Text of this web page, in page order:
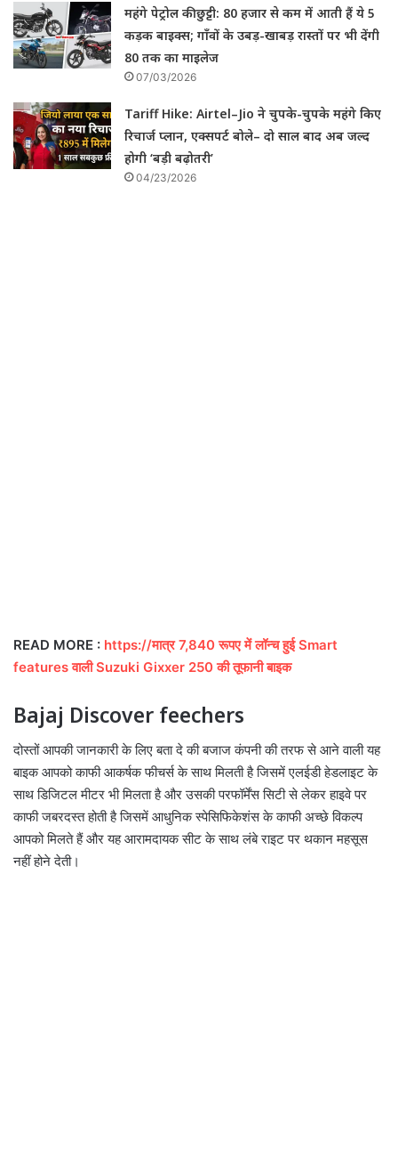
महंगे पेट्रोल की छुट्टी: 80 हजार से कम में आती हैं ये 5
कड़क बाइक्स; गाँवों के उबड़-खाबड़ रास्तों पर भी देंगी
80 तक का माइलेज
07/03/2026
Tariff Hike: Airtel–Jio ने चुपके-चुपके महंगे किए
रिचार्ज प्लान, एक्सपर्ट बोले– दो साल बाद अब जल्द
होगी ‘बड़ी बढ़ोतरी’
04/23/2026
READ MORE : https://मात्र 7,840 रूपए में लॉन्च हुई Smart
features वाली Suzuki Gixxer 250 की तूफानी बाइक
Bajaj Discover feechers
दोस्तों आपकी जानकारी के लिए बता दे की बजाज कंपनी की तरफ से आने वाली यह
बाइक आपको काफी आकर्षक फीचर्स के साथ मिलती है जिसमें एलईडी हेडलाइट के
साथ डिजिटल मीटर भी मिलता है और उसकी परफॉर्मेंस सिटी से लेकर हाइवे पर
काफी जबरदस्त होती है जिसमें आधुनिक स्पेसिफिकेशंस के काफी अच्छे विकल्प
आपको मिलते हैं और यह आरामदायक सीट के साथ लंबे राइट पर थकान महसूस
नहीं होने देती।